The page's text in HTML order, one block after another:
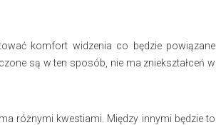
komfort widzenia co będzie powiązane
są w ten sposób, nie ma zniekształceń w
różnymi kwestiami. Między innymi będzie to